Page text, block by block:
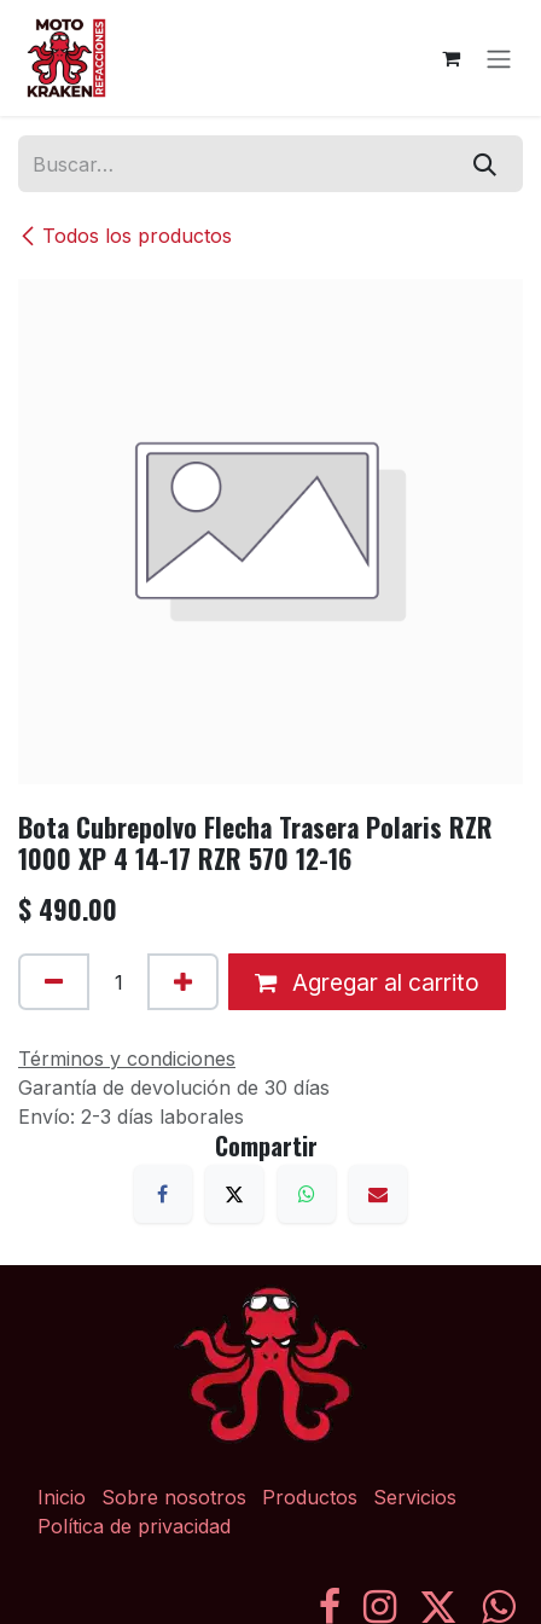
Ir al contenido
Todos los productos
Bota Cubrepolvo Flecha Trasera Polaris RZR
1000 XP 4 14-17 RZR 570 12-16
$ 490.00
Agregar al carrito
Términos y condiciones
Garantía de devolución de 30 días
Envío: 2-3 días laborales
Compartir
Inicio Sobre nosotros Productos
Servicios
Política de privacidad